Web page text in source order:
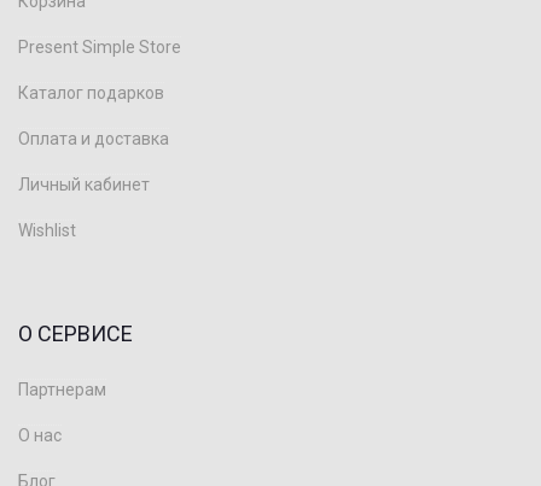
Present Simple Store
Каталог подарков
Оплата и доставка
Личный кабинет
Wishlist
О СЕРВИСЕ
Партнерам
О нас
Блог